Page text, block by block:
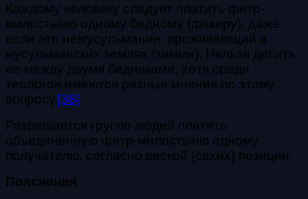
Каждому человеку следует платить фитр-
милостыню одному бедному (факиру), даже
если это немусульманин, проживающий в
мусульманских землях (зимми). Нельзя делить
ее между двумя бедняками, хотя среди
теологов имеются разные мнения по этому
вопросу.[36]
Разрешается группе людей платить
объединенную фитр-милостыню одному
получателю, согласно веской (сахих) позиции.
Пояснения